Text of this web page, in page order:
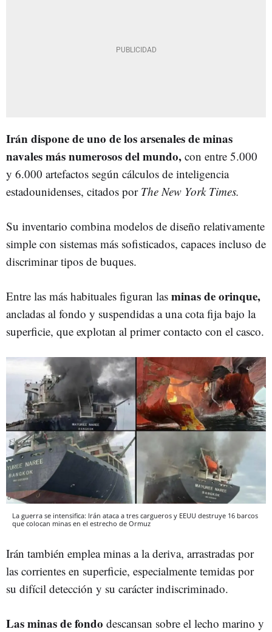
Irán dispone de uno de los arsenales de minas
navales más numerosos del mundo, con entre 5.000
y 6.000 artefactos según cálculos de inteligencia
estadounidenses, citados por The New York Times.
Su inventario combina modelos de diseño relativamente
simple con sistemas más sofisticados, capaces incluso de
discriminar tipos de buques.
Entre las más habituales figuran las minas de orinque,
ancladas al fondo y suspendidas a una cota fija bajo la
superficie, que explotan al primer contacto con el casco.
La guerra se intensifica: Irán ataca a tres cargueros y EEUU destruye 16 barcos
que colocan minas en el estrecho de Ormuz
Irán también emplea minas a la deriva, arrastradas por
las corrientes en superficie, especialmente temidas por
su difícil detección y su carácter indiscriminado.
Las minas de fondo descansan sobre el lecho marino y